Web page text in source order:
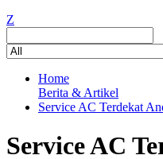
Z
Home
Berita & Artikel
Service AC Terdekat
Service AC